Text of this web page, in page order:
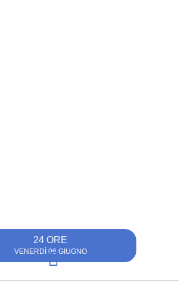
24 ORE
VENERDÌ 06 GIUGNO